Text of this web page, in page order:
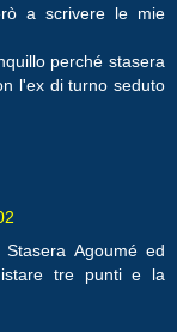
a scrivere le mie
perché stasera
l'ex di turno seduto
Agoumé ed
tre punti e la